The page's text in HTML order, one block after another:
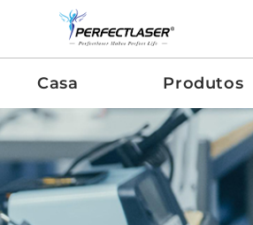
Casa Produtos